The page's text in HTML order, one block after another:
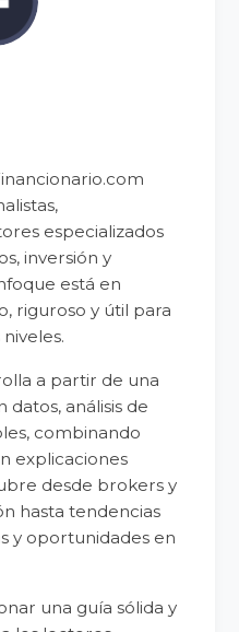
especializados
inversión y
está en
riguroso y útil para
a partir de una
análisis de
combinando
explicaciones
desde brokers y
hasta tendencias
y oportunidades en
una guía sólida y